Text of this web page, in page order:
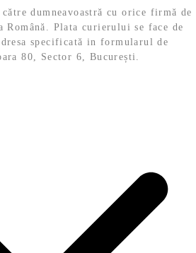
dumneavoastră cu orice firmă de
Română. Plata curierului se face de
specificată in formularul de
80, Sector 6, București.